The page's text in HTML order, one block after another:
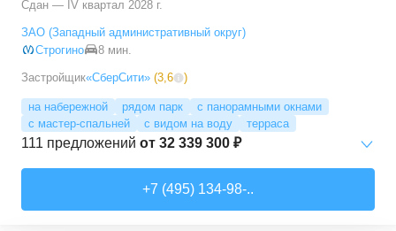
Сдан — IV квартал 2028 г.
ЗАО (Западный административный округ)
Строгино
8 мин.
Застройщик«СберСити» (3,6 )
на набережной рядом парк
с панорамными окнами
с мастер-спальней
с видом на воду терраса
111 предложений от 32 339 300 ₽
+7 (495) 134-98-..